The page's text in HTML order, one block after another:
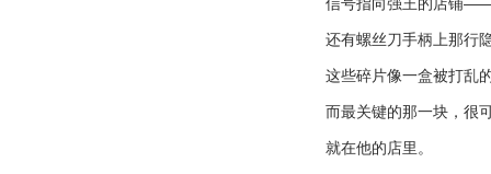
还有螺丝刀手柄上那行
这些碎片像一盒被打乱
而最关键的那一块，很
就在他的店里。